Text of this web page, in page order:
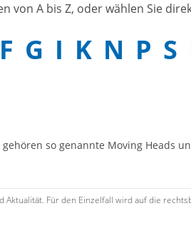
von A bis Z, oder wählen Sie
F G I K N P S
so genannte Moving Heads
Für den Einzelfall wird auf die